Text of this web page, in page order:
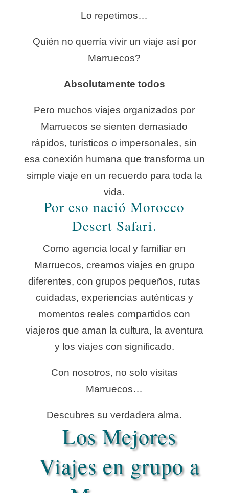
Lo repetimos…
Quién no querría vivir un viaje así por
Marruecos?
Absolutamente todos
Pero muchos viajes organizados por
Marruecos se sienten demasiado
rápidos, turísticos o impersonales, sin
esa conexión humana que transforma un
simple viaje en un recuerdo para toda la
vida.
Por eso nació Morocco
Desert Safari.
Como agencia local y familiar en
Marruecos, creamos viajes en grupo
diferentes, con grupos pequeños, rutas
cuidadas, experiencias auténticas y
momentos reales compartidos con
viajeros que aman la cultura, la aventura
y los viajes con significado.
Con nosotros, no solo visitas
Marruecos…
Descubres su verdadera alma.
Los Mejores
Viajes en grupo a